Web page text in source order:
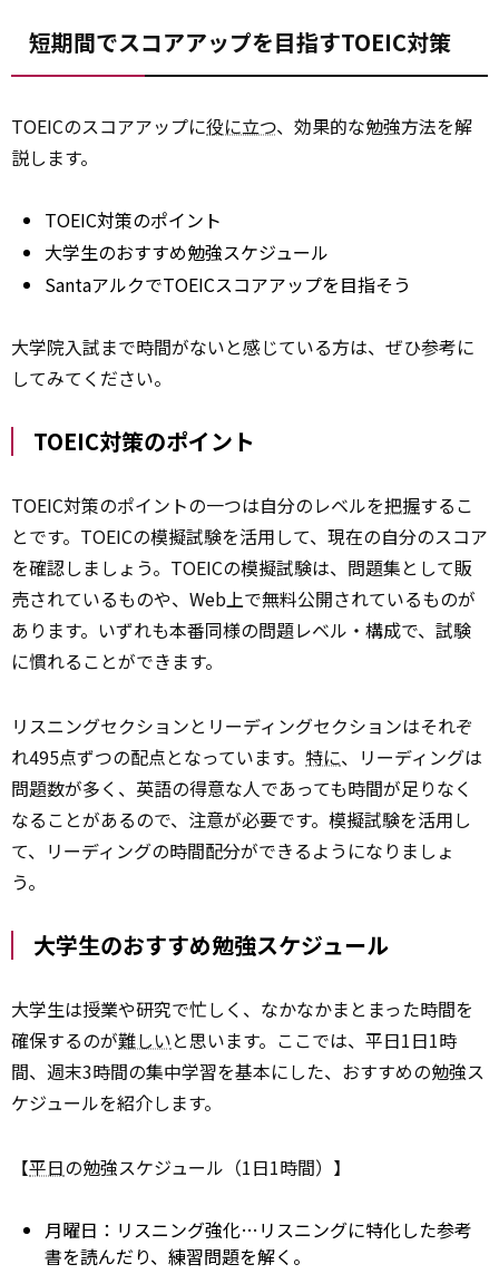
短期間でスコアアップを目指すTOEIC対策
TOEICのスコアアップに役に立つ、効果的な勉強方法を解
説します。
TOEIC対策のポイント
大学生のおすすめ勉強スケジュール
SantaアルクでTOEICスコアアップを目指そう
大学院入試まで時間がないと感じている方は、ぜひ参考に
してみてください。
TOEIC対策のポイント
TOEIC対策のポイントの一つは自分のレベルを把握するこ
とです。TOEICの模擬試験を活用して、現在の自分のスコア
を確認しましょう。TOEICの模擬試験は、問題集として販
売されているものや、Web上で無料公開されているものが
あります。いずれも本番同様の問題レベル・構成で、試験
に慣れることができます。
リスニングセクションとリーディングセクションはそれぞ
れ495点ずつの配点となっています。 特に、リーディングは
問題数が多く、英語の得意な人であっても時間が足りなく
なることがあるので、注意が必要です。模擬試験を活用し
て、リーディングの時間配分ができるようになりましょ
う。
大学生のおすすめ勉強スケジュール
大学生は授業や研究で忙しく、なかなかまとまった時間を
確保するのが難しいと思います。ここでは、平日1日1時
間、週末3時間の集中学習を基本にした、おすすめの勉強ス
ケジュールを紹介します。
【平日の勉強スケジュール（1日1時間）】
月曜日：リスニング強化…リスニングに特化した参考
書を読んだり、練習問題を解く。